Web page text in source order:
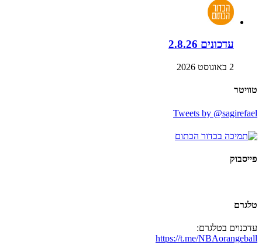
עדכונים 2.8.26
2 באוגוסט 2026
טוויטר
Tweets by @sagirefael
פייסבוק
טלגרם
עדכנוים בטלגרם:
https://t.me/NBAorangeball